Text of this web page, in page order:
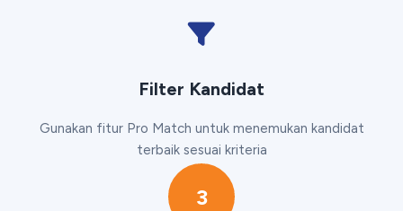
Filter Kandidat
Gunakan fitur Pro Match untuk menemukan kandidat
terbaik sesuai kriteria
3